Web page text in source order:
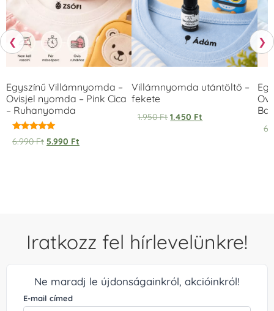
❮
Egyszínű Villámnyomda –
Ovisjel nyomda – Pink Cica
– Ruhanyomda
Értékelés:
5.00
6.990Ft 5.990 Ft
Villámnyomda utántöltő –
fekete
1.950Ft 1.450 Ft
❯
Iratkozz fel hírlevelünkre!
Ne maradj le újdonságainkról, akcióinkról!
E-mail címed